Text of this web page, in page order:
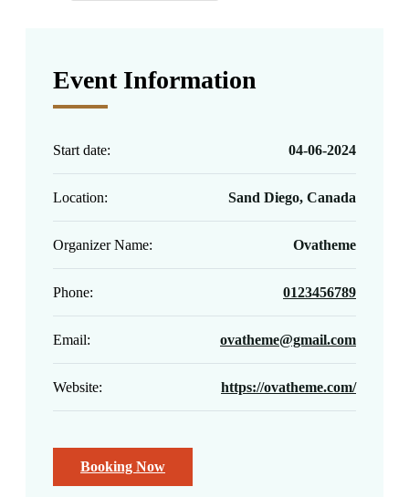
Event Information
Start date: 04-06-2024
Location: Sand Diego, Canada
Organizer Name: Ovatheme
Phone: 0123456789
Email: ovatheme@gmail.com
Website: https://ovatheme.com/
Booking Now